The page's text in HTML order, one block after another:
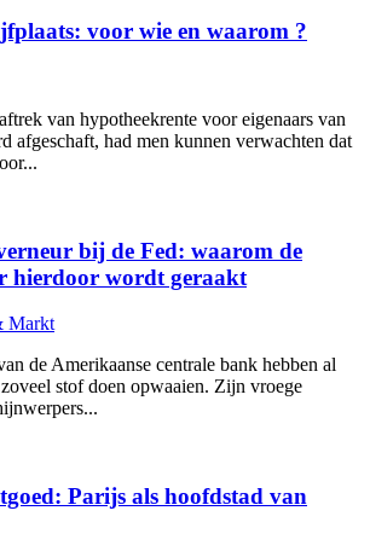
voor wie en waarom ?
van hypotheekrente voor eigenaars van
afgeschaft, had men kunnen verwachten dat
bij de Fed: waarom de
hierdoor wordt geraakt
Markt
de Amerikaanse centrale bank hebben al
stof doen opwaaien. Zijn vroege
Parijs als hoofdstad van